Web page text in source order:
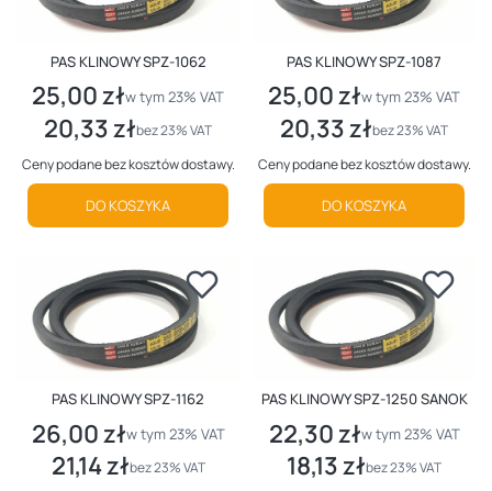
PAS KLINOWY SPZ-1062
Cena brutto
25,00 złw tym %s VAT
w tym 23% VAT
Cena netto
20,33 złbez 23% VAT
Ceny podane bez kosztów dostawy.
DO KOSZYKA
PAS KLINOWY SPZ-1087
Cena brutto
25,00 złw tym %s VAT
w tym 23% VAT
Cena netto
20,33 złbez 23% VAT
Ceny podane bez kosztów dostawy.
DO KOSZYKA
PAS KLINOWY SPZ-1162
Cena brutto
26,00 złw tym %s VAT
w tym23% VAT
Cena netto
21,14 złbez 23% VAT
PAS KLINOWY SPZ-1250 SANOK
Cena brutto
22,30 złw tym %s VAT
w tym23% VAT
Cena netto
18,13 złbez 23% VAT